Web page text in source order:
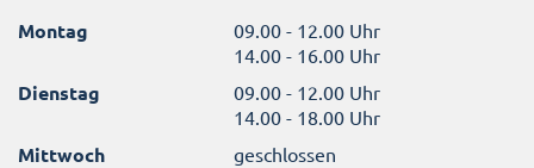
Montag
09.00 - 12.00 Uhr
14.00 - 16.00 Uhr
Dienstag
09.00 - 12.00 Uhr
14.00 - 18.00 Uhr
Mittwoch geschlossen